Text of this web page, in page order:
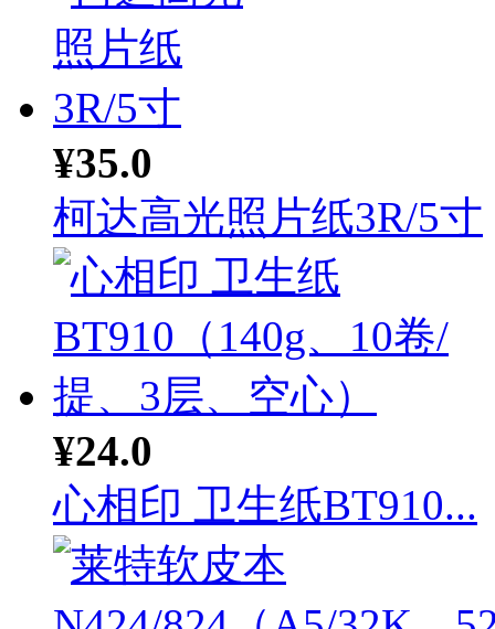
¥35.0
柯达高光照片纸3R/5寸
¥24.0
心相印 卫生纸BT910...